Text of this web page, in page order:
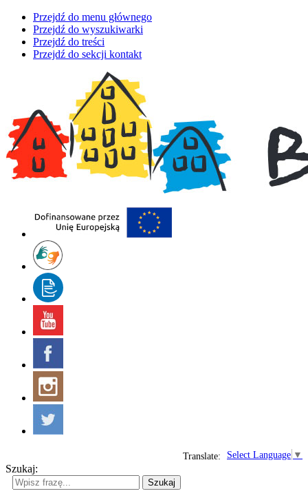
Przejdź do menu głównego
Przejdź do wyszukiwarki
Przejdź do treści
Przejdź do sekcji kontakt
Select Language ▼
Translate:
Szukaj:
Szukaj